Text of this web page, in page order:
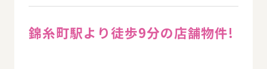
錦糸町駅より徒歩9分の店舗物件!